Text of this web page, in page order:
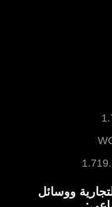
ووسائل